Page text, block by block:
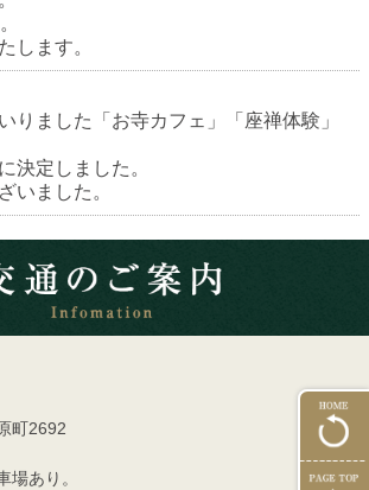
します。
りました「お寺カフェ」「座禅体験」
決定しました。
いました。
町2692
場あり。